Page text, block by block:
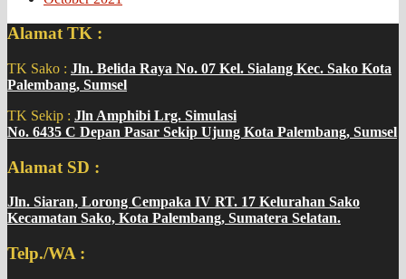
Alamat TK :
TK Sako : Jln. Belida Raya No. 07 Kel. Sialang Kec. Sako Kota
Palembang, Sumsel
TK Sekip : Jln Amphibi Lrg. Simulasi
No. 6435 C Depan Pasar Sekip Ujung Kota Palembang, Sumsel
Alamat SD :
Jln. Siaran, Lorong Cempaka IV RT. 17 Kelurahan Sako
Kecamatan Sako, Kota Palembang, Sumatera Selatan.
Telp./WA :